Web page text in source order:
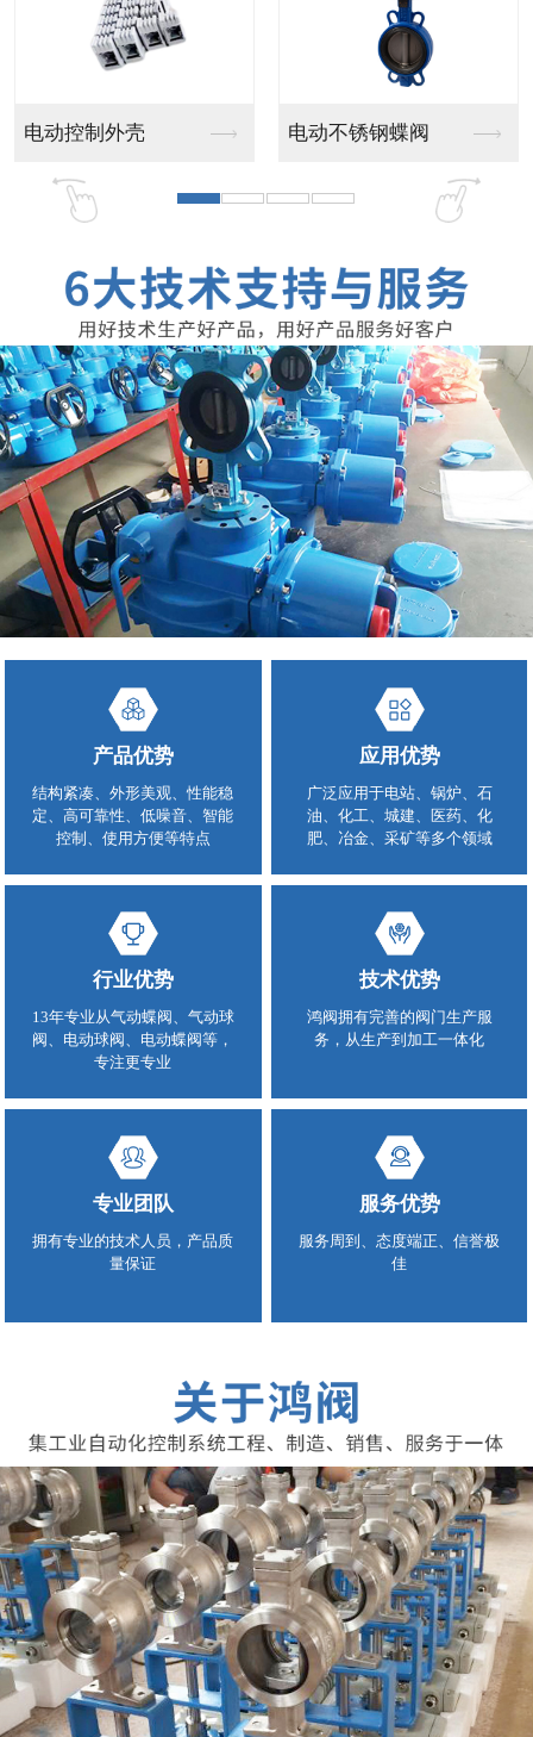
气动V型法兰调节球阀 气动PPH球阀
产品优势
结构紧凑、外形美观、性能稳
定、高可靠性、低噪音、智能
控制、使用方便等特点
应用优势
广泛应用于电站、锅炉、石
油、化工、城建、医药、化
肥、冶金、采矿等多个领域
行业优势
13年专业从气动蝶阀、气动球
阀、电动球阀、电动蝶阀等，
专注更专业
技术优势
鸿阀拥有完善的阀门生产服
务，从生产到加工一体化
专业团队
拥有专业的技术人员，产品质
量保证
服务优势
服务周到、态度端正、信誉极
佳